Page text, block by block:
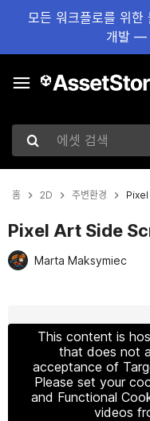
모든 워크플로를 위한
개발 —
에셋 검색
홈 2D 주변환경
Pixel Art Side
Marta Maksymiec
This content is
that does not
acceptance of
Please set your
and Functional
videos